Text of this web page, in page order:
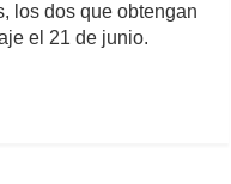
los dos que obtengan
el 21 de junio.